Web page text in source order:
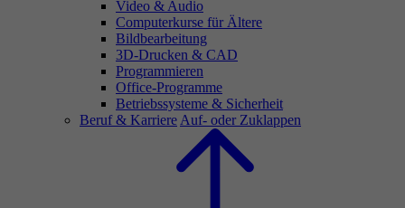
Video & Audio
Computerkurse für Ältere
Bildbearbeitung
3D-Drucken & CAD
Programmieren
Office-Programme
Betriebssysteme & Sicherheit
Beruf & Karriere Auf- oder Zuklappen